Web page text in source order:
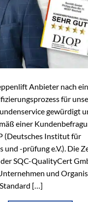
Anbieter nach
für
gewürdigt
einer
(Deutsches Institut für
und -prüfung e.V.). Die
SQC-QualityCert
und
[…]